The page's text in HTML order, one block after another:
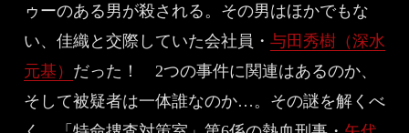
ゥーのある男が殺される。その男はほかでもな
い、佳織と交際していた会社員・ 与田秀樹（深水
元基） だった！ 2つの事件に関連はあるのか、
そして被疑者は一体誰なのか…。その謎を解くべ